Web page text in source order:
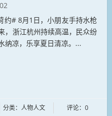
# 8月1日，小朋友手持水枪
，浙江杭州持续高温，民众纷
纳凉，乐享夏日清凉。...
分类：人物人文 评论：0